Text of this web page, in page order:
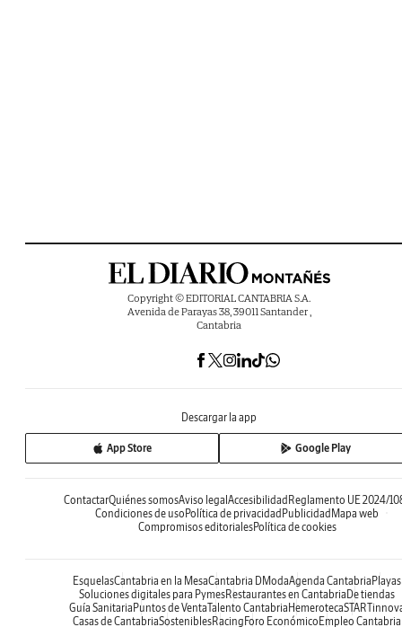
Copyright © EDITORIAL CANTABRIA S.A.
Avenida de Parayas 38, 39011 Santander ,
Cantabria
Descargar la app
App Store Google Play
ContactarQuiénes somosAviso legalAccesibilidadReglamento UE 2024/
Condiciones de usoPolítica de privacidadPublicidadMapa web
Compromisos editorialesPolítica de cookies
EsquelasCantabria en la MesaCantabria DModaAgenda CantabriaPlayas
Soluciones digitales para PymesRestaurantes en CantabriaDe tiendas
Guía SanitariaPuntos de VentaTalento CantabriaHemeroteca
Casas de CantabriaSosteniblesRacingForo EconómicoEmpleo Cantabria